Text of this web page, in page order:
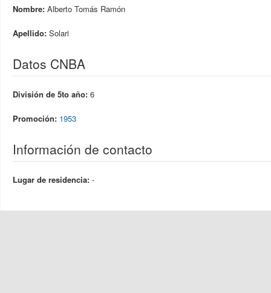
Nombre: Alberto Tomás Ramón
Apellido: Solari
Datos CNBA
División de 5to año: 6
Promoción: 1953
Información de contacto
Lugar de residencia: -